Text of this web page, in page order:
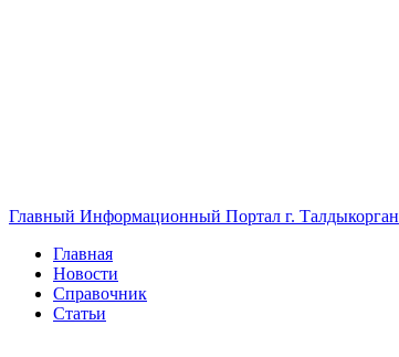
Главный Информационный Портал г. Талдыкорган
Главная
Новости
Справочник
Статьи